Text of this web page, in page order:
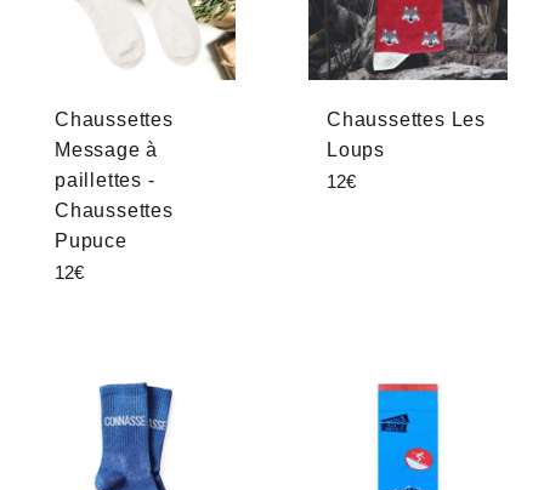
Chaussettes
Message à
paillettes -
Chaussettes
Pupuce
Prix
12€
Chaussettes Les
Loups
Prix
12€